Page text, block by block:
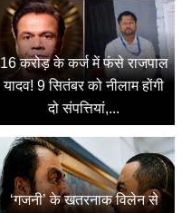
16 करोड़ के कर्ज में फंसे राजपाल
यादव! 9 सितंबर को नीलाम होंगी
दो संपत्तियां,...
‘गजनी’ के खतरनाक विलेन से